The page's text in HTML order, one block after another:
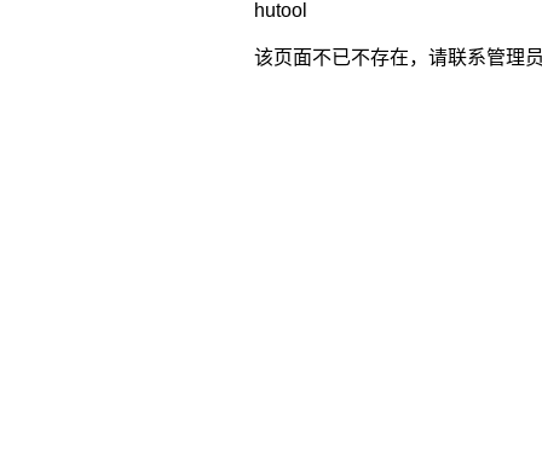
hutool
该页面不已不存在，请联系管理